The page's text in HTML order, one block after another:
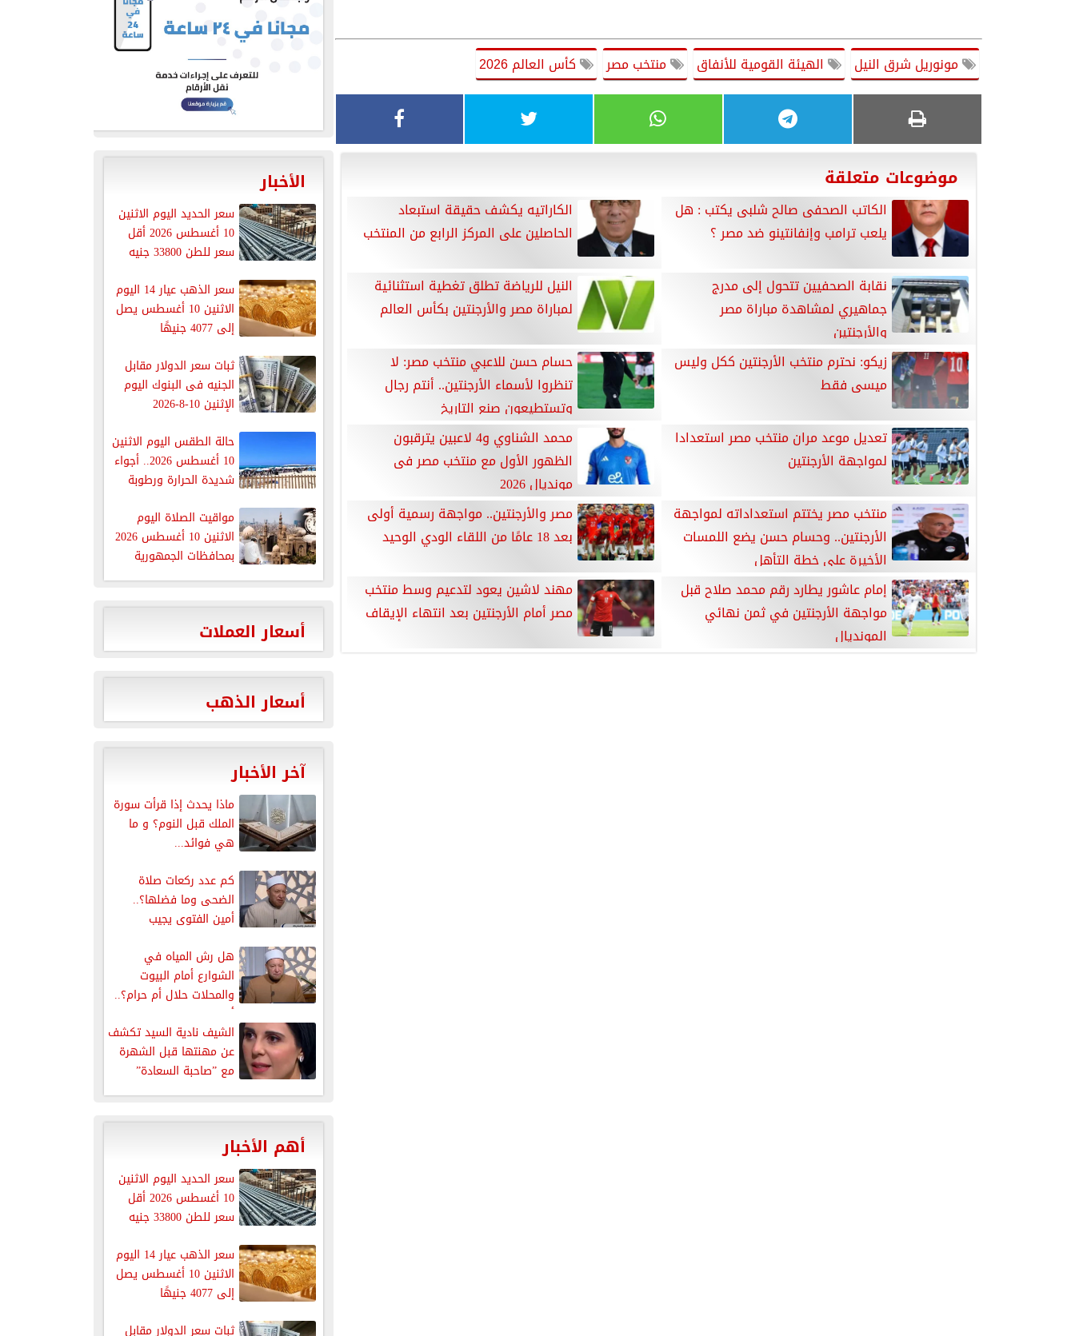
مونوريل شرق النيل الهيئة القومية للأنفاق منتخب مصر كأس العالم 2026
موضوعات متعلقة
الكاتب الصحفى صالح شلبى يكتب : هل
يلعب ترامب وإنفانتينو ضد مصر ؟
الكاراتيه يكشف حقيقة استبعاد
الحاصلين على المركز الرابع من المنتخب
نقابة الصحفيين تتحول إلى مدرج
جماهيري لمشاهدة مباراة مصر
والأرجنتين
النيل للرياضة تطلق تغطية استثنائية
لمباراة مصر والأرجنتين بكأس العالم
زيكو: نحترم منتخب الأرجنتين ككل وليس
ميسى فقط
حسام حسن للاعبي منتخب مصر: لا
تنظروا لأسماء الأرجنتين.. أنتم رجال
وتستطيعون صنع التاريخ
تعديل موعد مران منتخب مصر استعدادا
لمواجهة الأرجنتين
محمد الشناوي و4 لاعبين يترقبون
الظهور الأول مع منتخب مصر فى
مونديال 2026
منتخب مصر يختتم استعداداته لمواجهة
الأرجنتين.. وحسام حسن يضع اللمسات
الأخيرة على خطة التأهل
مصر والأرجنتين.. مواجهة رسمية أولى
بعد 18 عامًا من اللقاء الودي الوحيد
إمام عاشور يطارد رقم محمد صلاح قبل
مواجهة الأرجنتين في ثمن نهائي
المونديال
مهند لاشين يعود لتدعيم وسط منتخب
مصر أمام الأرجنتين بعد انتهاء الإيقاف
الأخبار
سعر الحديد اليوم الاثنين
10 أغسطس 2026 أقل
سعر للطن 33800 جنيه
سعر الذهب عيار 14 اليوم
الاثنين 10 أغسطس يصل
إلى 4077 جنيهًا
ثبات سعر الدولار مقابل
الجنيه فى البنوك اليوم
الإثنين 10-8-2026
حالة الطقس اليوم الاثنين
10 أغسطس 2026.. أجواء
شديدة الحرارة ورطوبة
مواقيت الصلاة اليوم
الاثنين 10 أغسطس 2026
بمحافظات الجمهورية
أسعار العملات
أسعار الذهب
آخر الأخبار
ماذا يحدث إذا قرأت سورة
الملك قبل النوم؟ و ما
هي فوائد...
كم عدد ركعات صلاة
الضحى وما فضلها؟..
أمين الفتوى يجيب
هل رش المياه في
الشوارع أمام البيوت
والمحلات حلال أم حرام؟..
أمين...
الشيف نادية السيد تكشف
عن مهنتها قبل الشهرة
مع ”صاحبة السعادة”
أهم الأخبار
سعر الحديد اليوم الاثنين
10 أغسطس 2026 أقل
سعر للطن 33800 جنيه
سعر الذهب عيار 14 اليوم
الاثنين 10 أغسطس يصل
إلى 4077 جنيهًا
ثبات سعر الدولار مقابل